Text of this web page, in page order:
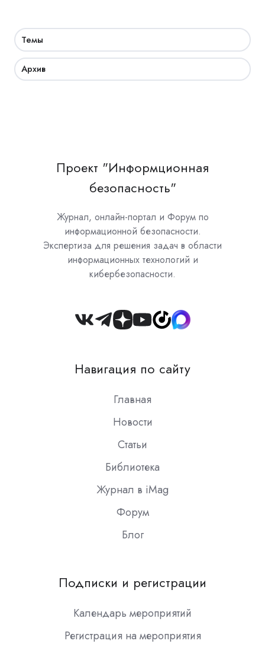
Темы
Архив
Проект "Информционная
безопасность"
Журнал, онлайн-портал и Форум по
информационной безопасности.
Экспертиза для решения задач в области
информационных технологий и
кибербезопасности.
Join
Slack
Навигация по сайту
Главная
Новости
Статьи
Библиотека
Журнал в iMag
Форум
Блог
Подписки и регистрации
Календарь мероприятий
Регистрация на мероприятия